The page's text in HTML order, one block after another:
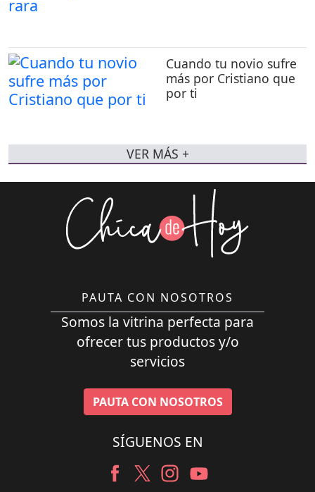
Cuando tu novio sufre
más por Cristiano que
por ti
VER MÁS +
PAUTA CON NOSOTROS
Somos la vitrina perfecta para
ofrecer tus productos y/o
servicios
PAUTA CON NOSOTROS
SÍGUENOS EN